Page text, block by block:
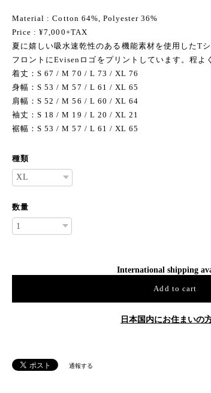
Material : Cotton 64%, Polyester 36%
Price : ¥7,000+TAX
夏に嬉しい吸水速乾性のある機能素材を使用したTシ
フロントにEvisenロゴをプリントしています。程よ
着丈：S 67 / M 70 / L 73 / XL 76
身幅：S 53 / M 57 / L 61 / XL 65
肩幅：S 52 / M 56 / L 60 / XL 64
袖丈：S 18 / M 19 / L 20 / XL 21
裾幅：S 53 / M 57 / L 61 / XL 65
種類
数量
International shipping
Add to cart
日本国内にお住まいの
通報する